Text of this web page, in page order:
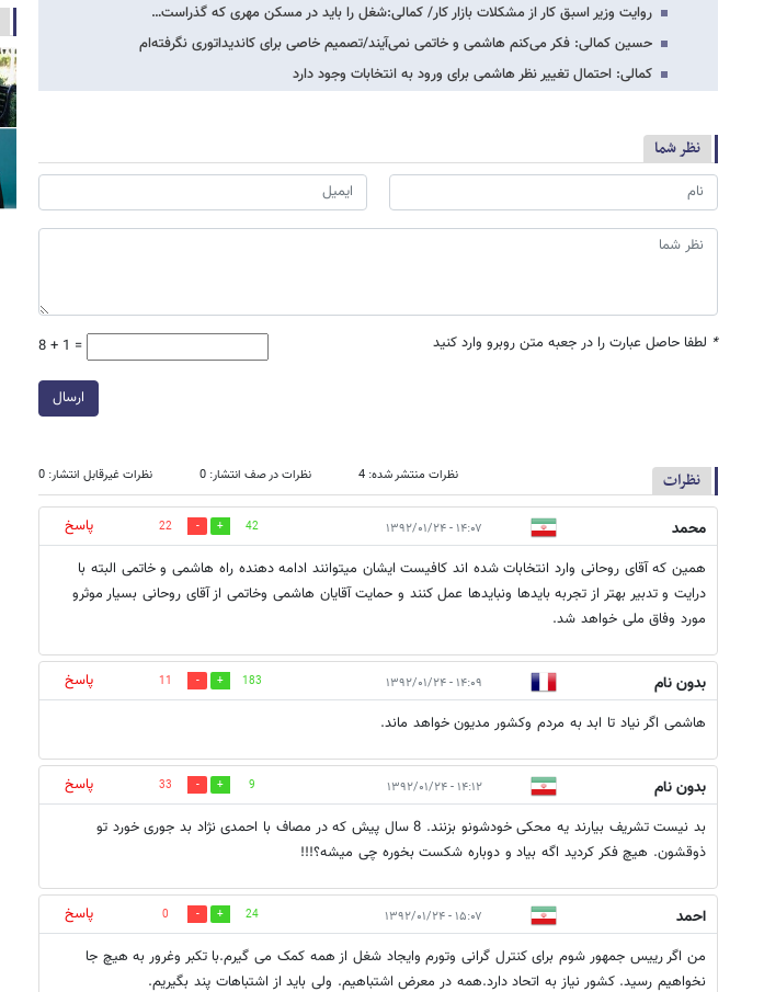
روایت وزیر اسبق کار از مشکلات بازار کار/ کمالی:شغل را باید در مسکن مهری که گذراست…
حسین کمالی: فکر می‌کنم هاشمی و خاتمی نمی‌آیند/تصمیم خاصی برای کاندیداتوری نگرفته‌ام
کمالی: احتمال تغییر نظر هاشمی برای ورود به انتخابات وجود دارد
نظر شما
* لطفا حاصل عبارت را در جعبه متن روبرو وارد کنید 8 + 1 =
ارسال
نظرات نظرات منتشر شده: 4 نظرات در صف انتشار: 0 نظرات غیرقابل انتشار: 0
محمد ۱۴:۰۷ - ۱۳۹۲/۰۱/۲۴ 42
22
پاسخ
همین که آقای روحانی وارد انتخابات شده اند کافیست ایشان میتوانند ادامه دهنده راه هاشمی و خاتمی البته با
درایت و تدبیر بهتر از تجربه بایدها ونبایدها عمل کنند و حمایت آقایان هاشمی وخاتمی از آقای روحانی بسیار موثرو
مورد وفاق ملی خواهد شد.
بدون نام ۱۴:۰۹ - ۱۳۹۲/۰۱/۲۴ 183
11
پاسخ
هاشمی اگر نیاد تا ابد به مردم وکشور مدیون خواهد ماند.
بدون نام ۱۴:۱۲ - ۱۳۹۲/۰۱/۲۴ 9
33
پاسخ
بد نیست تشریف بیارند یه محکی خودشونو بزنند. 8 سال پیش که در مصاف با احمدی نژاد بد جوری خورد تو
ذوقشون. هیچ فکر کردید اگه بیاد و دوباره شکست بخوره چی میشه؟!!!
احمد ۱۵:۰۷ - ۱۳۹۲/۰۱/۲۴ 24
0
پاسخ
من اگر رییس جمهور شوم برای کنترل گرانی وتورم وایجاد شغل از همه کمک می گیرم.با تکبر وغرور به هیچ جا
نخواهیم رسید. کشور نیاز به اتحاد دارد.همه در معرض اشتباهیم. ولی باید از اشتباهات پند بگیریم.